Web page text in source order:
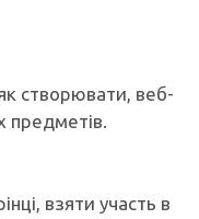
створювати, веб-
предметів.
взяти участь в